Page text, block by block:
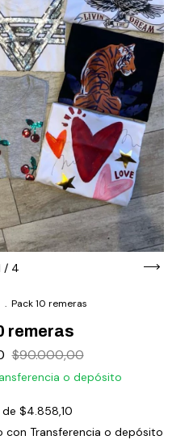
/ 4
. Pack 10 remeras
remeras
$90.000,00
o depósito
$4.858,10
con Transferencia o depósito